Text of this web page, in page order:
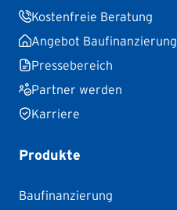
Kostenfreie Beratung
Angebot Baufinanzierung
Pressebereich
Partner werden
Karriere
Produkte
Baufinanzierung